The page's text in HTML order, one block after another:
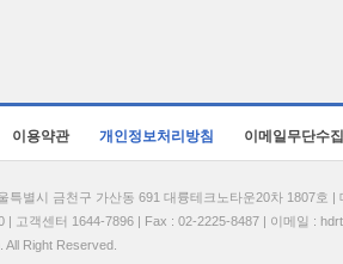
이용약관 개인정보처리방침 이메일무단수
특별시 금천구 가산동 691 대륭테크노타운20차 1807
| 고객센터 1644-7896 | Fax : 02-2225-8487 | 이메일 :
Right Reserved.